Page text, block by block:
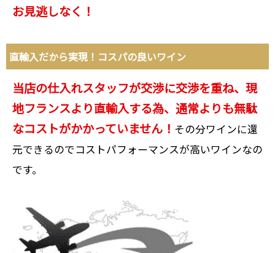
お見逃しなく！
直輸入だから実現！コスパの良いワイン
当店の仕入れスタッフが交渉に交渉を重ね、現
地フランスより直輸入する為、通常よりも無駄
なコストがかかっていません！ その分ワインに還
元できるのでコストパフォーマンスが高いワインなの
です。